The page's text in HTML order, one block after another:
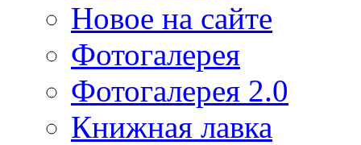
Новое на сайте
Фотогалерея
Фотогалерея 2.0
Книжная лавка